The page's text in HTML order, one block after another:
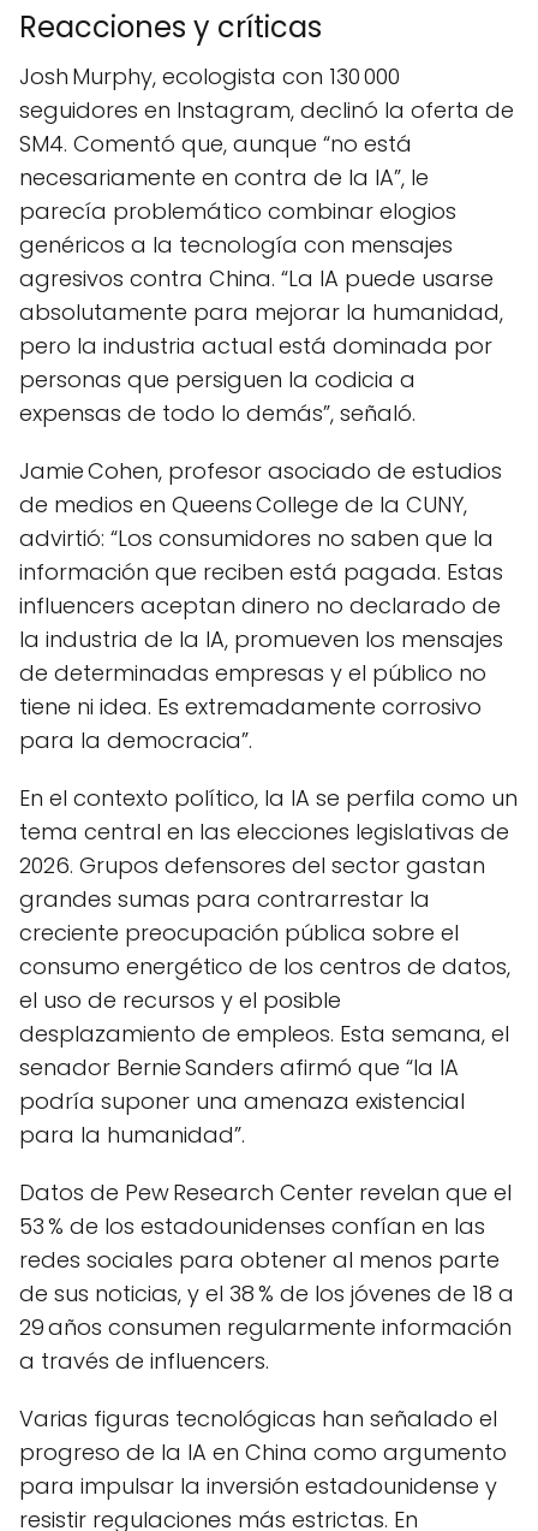
Reacciones y críticas
Josh Murphy, ecologista con 130 000
seguidores en Instagram, declinó la oferta de
SM4. Comentó que, aunque “no está
necesariamente en contra de la IA”, le
parecía problemático combinar elogios
genéricos a la tecnología con mensajes
agresivos contra China. “La IA puede usarse
absolutamente para mejorar la humanidad,
pero la industria actual está dominada por
personas que persiguen la codicia a
expensas de todo lo demás”, señaló.
Jamie Cohen, profesor asociado de estudios
de medios en Queens College de la CUNY,
advirtió: “Los consumidores no saben que la
información que reciben está pagada. Estas
influencers aceptan dinero no declarado de
la industria de la IA, promueven los mensajes
de determinadas empresas y el público no
tiene ni idea. Es extremadamente corrosivo
para la democracia”.
En el contexto político, la IA se perfila como un
tema central en las elecciones legislativas de
2026. Grupos defensores del sector gastan
grandes sumas para contrarrestar la
creciente preocupación pública sobre el
consumo energético de los centros de datos,
el uso de recursos y el posible
desplazamiento de empleos. Esta semana, el
senador Bernie Sanders afirmó que “la IA
podría suponer una amenaza existencial
para la humanidad”.
Datos de Pew Research Center revelan que el
53 % de los estadounidenses confían en las
redes sociales para obtener al menos parte
de sus noticias, y el 38 % de los jóvenes de 18 a
29 años consumen regularmente información
a través de influencers.
Varias figuras tecnológicas han señalado el
progreso de la IA en China como argumento
para impulsar la inversión estadounidense y
resistir regulaciones más estrictas. En